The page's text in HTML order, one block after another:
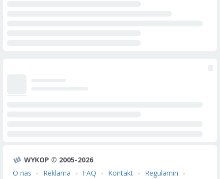
WYKOP © 2005-2026
O nas
Reklama FAQ Kontakt Regulamin